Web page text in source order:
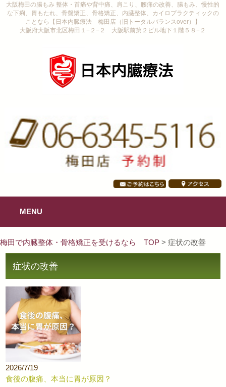
大阪梅田の腸もみ 整体・首痛や背中痛、肩こり、腰痛の改善、腸もみ、慢性的
な下痢、胃もたれ、骨盤矯正、骨格矯正、内臓整体、カイロプラクティックの
ことなら【日本内臓療法 梅田店（旧トータルバランスover）】
大阪府大阪市北区梅田１−２−２ 大阪駅前第２ビル地下１階５８−２
MENU
梅田で内臓整体・骨格矯正を受けるなら TOP > 症状の改善
症状の改善
2026/7/19
食後の腹痛、本当に胃が原因？